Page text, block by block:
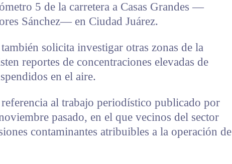
5 de la carretera a Casas Grandes —
Sánchez— en Ciudad Juárez.
solicita investigar otras zonas de la
reportes de concentraciones elevadas de
en el aire.
al trabajo periodístico publicado por
pasado, en el que vecinos del sector
contaminantes atribuibles a la operación de